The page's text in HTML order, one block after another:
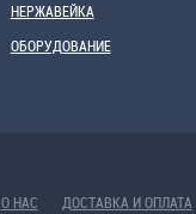
НЕРЖАВЕЙКА
ОБОРУДОВАНИЕ
О НАС ДОСТАВКА И ОПЛАТА